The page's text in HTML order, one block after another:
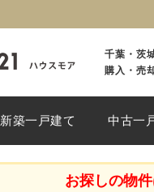
千葉・茨
購入・売
新築一戸建て 中古一
お探しの物